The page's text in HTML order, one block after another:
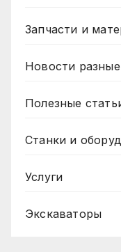
Запчасти и
Новости разные
Полезные
Станки и
Услуги
Экскаваторы